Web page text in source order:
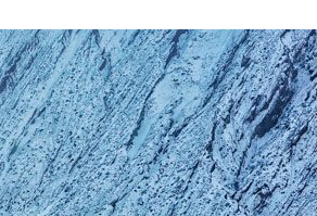
国际足球 网球 综合体育 亚
足球道路